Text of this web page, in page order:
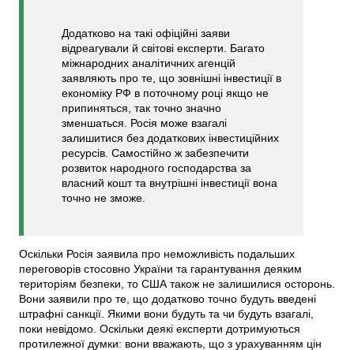
Додатково на такі офіційні заяви
відреагували й світові експерти. Багато
міжнародних аналітичних агенцій
заявляють про те, що зовнішні інвестиції в
економіку РФ в поточному році якщо не
припиняться, так точно значно
зменшаться. Росія може взагалі
залишитися без додаткових інвестиційних
ресурсів. Самостійно ж забезпечити
розвиток народного господарства за
власний кошт та внутрішні інвестиції вона
точно не зможе.
Оскільки Росія заявила про неможливість подальших
переговорів стосовно України та гарантування деяким
територіям безпеки, то США також не залишилися осторонь.
Вони заявили про те, що додатково точно будуть введені
штрафні санкції. Якими вони будуть та чи будуть взагалі,
поки невідомо. Оскільки деякі експерти дотримуються
протилежної думки: вони вважають, що з урахуванням цін